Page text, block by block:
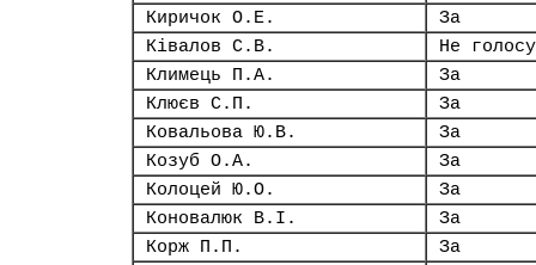
Киричок О.Е.
За
Ківалов С.В.
Не
Климець П.А.
За
Клюєв С.П.
За
Ковальова Ю.В.
За
Козуб О.А.
За
Колоцей Ю.О.
За
Коновалюк В.І.
За
Корж П.П.
За